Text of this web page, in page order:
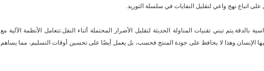
اتباع نهج واعي لتقليل النفايات في سلسلة التوريد.
بالدقة.يتم تبني تقنيات المناولة الحديثة لتقليل الأضرار المحتملة أثناء النقل.تتعامل الأنظمة الآلية مع
الإنسان.وهذا لا يحافظ على جودة المنتج فحسب، بل يعمل أيضًا على تحسين أوقات التسليم، مما يساهم